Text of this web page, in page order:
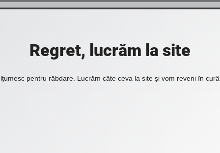
Regret, lucrăm la site
pentru răbdare. Lucrăm câte ceva la site și vom reveni în